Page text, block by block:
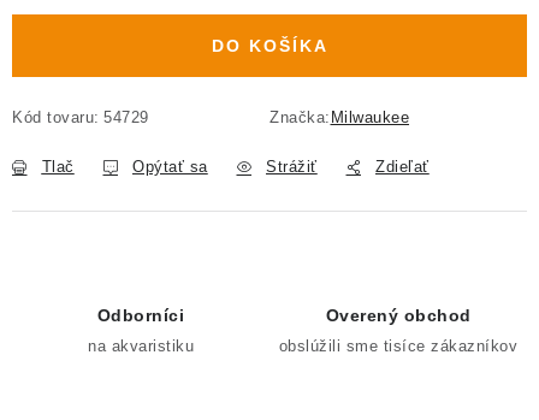
DO KOŠÍKA
Kód tovaru: 54729 Značka: Milwaukee
Tlač Opýtať sa Strážiť Zdieľať
Odborníci
na akvaristiku
Overený obchod
obslúžili sme tisíce zákazníkov